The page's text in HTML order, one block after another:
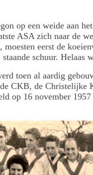
op een weide aan
ASA zich naar de
eerst de
schuur. Helaas
toen al aardig
CKB, de Christelijke
op 16 november